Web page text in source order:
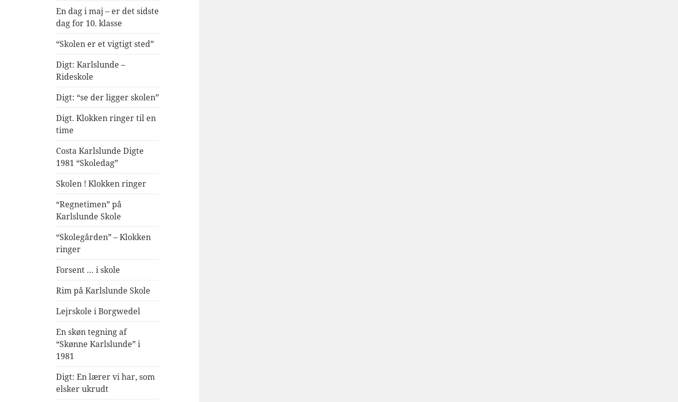
En dag i maj – er det sidste
dag for 10. klasse
“Skolen er et vigtigt sted”
Digt: Karlslunde –
Rideskole
Digt: “se der ligger skolen”
Digt. Klokken ringer til en
time
Costa Karlslunde Digte
1981 “Skoledag”
Skolen ! Klokken ringer
“Regnetimen” på
Karlslunde Skole
“Skolegården” – Klokken
ringer
Forsent … i skole
Rim på Karlslunde Skole
Lejrskole i Borgwedel
En skøn tegning af
“Skønne Karlslunde” i
1981
Digt: En lærer vi har, som
elsker ukrudt